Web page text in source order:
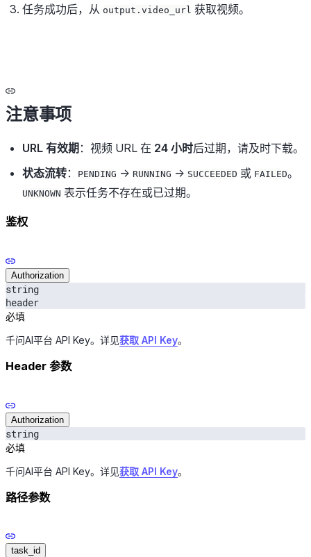
任务成功后，从 output.video_url 获取视频。
注意事项
URL 有效期 ：视频 URL 在 24 小时后过期，请及时下载。
状态流转： PENDING → RUNNING → SUCCEEDED 或 FAILED。
UNKNOWN 表示任务不存在或已过期。
鉴权
Authorization
string
header
必填
千问AI平台 API Key。详见获取 API Key。
Header 参数
Authorization
string
必填
千问AI平台 API Key。详见获取 API Key。
路径参数
task_id